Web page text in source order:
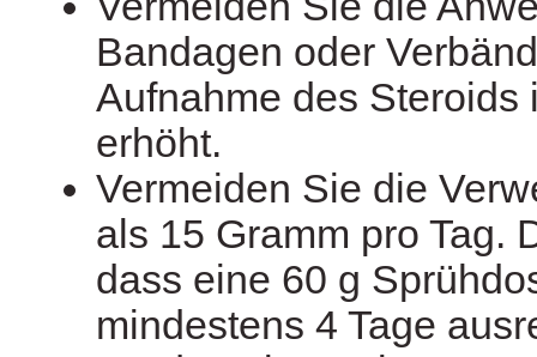
Bandagen oder
Aufnahme des Steroids
erhöht.
Vermeiden Sie die
als 15 Gramm pro Tag.
dass eine 60 g
mindestens 4 Tage